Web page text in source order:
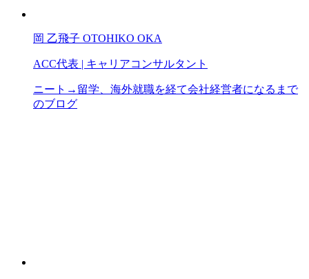
岡 乙飛子 OTOHIKO OKA
ACC代表 | キャリアコンサルタント
ニート→留学、海外就職を経て会社経営者になるまで
のブログ